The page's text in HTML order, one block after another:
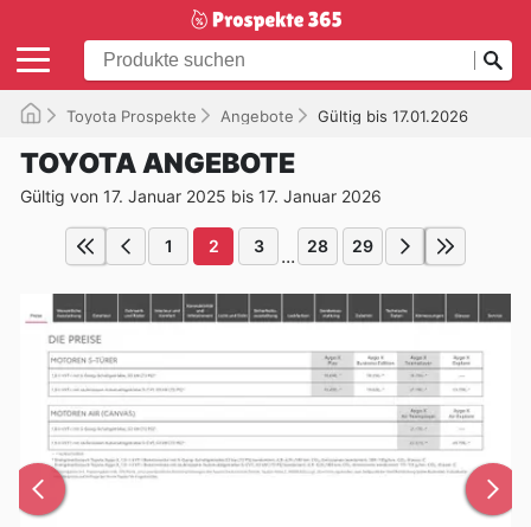
Toyota Prospekte Angebote Gültig bis 17.01.2026
TOYOTA ANGEBOTE
Gültig von 17. Januar 2025 bis 17. Januar 2026
1 2 3 ... 28 29